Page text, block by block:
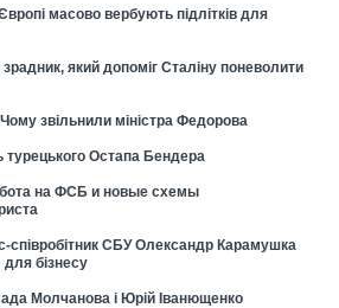
масово вербують підлітків для
який допоміг Сталіну поневолити
звільнили міністра Федорова
турецького Остапа Бендера
на ФСБ и новые схемы
співробітник СБУ Олександр Карамушка
бізнесу
Молчанова і Юрій Іванющенко